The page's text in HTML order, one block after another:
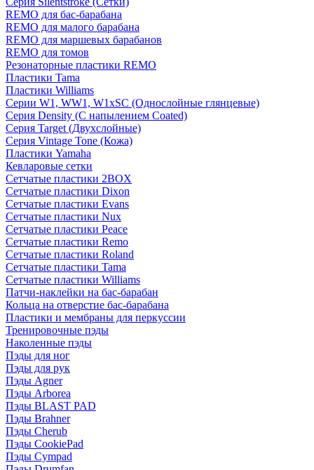
REMO для бас-барабана
REMO для малого барабана
REMO для маршевых барабанов
REMO для томов
Резонаторные пластики REMO
Пластики Tama
Пластики Williams
Серии W1, WW1, W1xSC (Однослойные глянцевые)
Серия Density (C напылением Coated)
Серия Target (Двухслойные)
Серия Vintage Tone (Кожа)
Пластики Yamaha
Кевларовые сетки
Сетчатые пластики 2BOX
Сетчатые пластики Dixon
Сетчатые пластики Evans
Сетчатые пластики Nux
Сетчатые пластики Peace
Сетчатые пластики Remo
Сетчатые пластики Roland
Сетчатые пластики Tama
Сетчатые пластики Williams
Патчи-наклейки на бас-барабан
Кольца на отверстие бас-барабана
Пластики и мембраны для перкуссии
Тренировочные пэды
Наколенные пэды
Пэды для ног
Пэды для рук
Пэды Agner
Пэды Arborea
Пэды BLAST PAD
Пэды Brahner
Пэды Cherub
Пэды CookiePad
Пэды Cympad